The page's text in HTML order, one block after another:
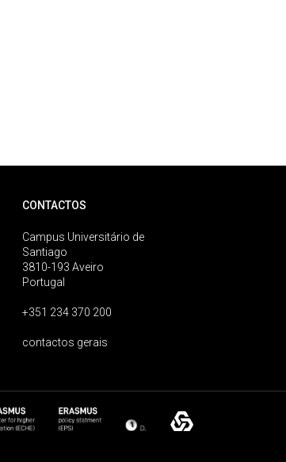
CONTACTOS
Campus Universitário de
Santiago
3810-193 Aveiro
Portugal
+351 234 370 200
contactos gerais